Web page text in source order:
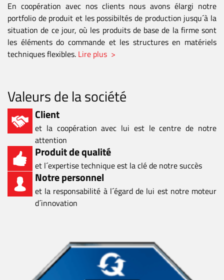
En coopération avec nos clients nous avons élargi notre
portfolio de produit et les possibiltés de production jusqu´à la
situation de ce jour, où les produits de base de la firme sont
les éléments do commande et les structures en matériels
techniques flexibles. Lire plus >
Valeurs de la société
Client
et la coopération avec lui est le centre de notre
attention
Produit de qualité
et l´expertise technique est la clé de notre succès
Notre personnel
et la responsabilité à l´égard de lui est notre moteur
d´innovation